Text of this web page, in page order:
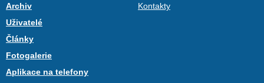
Archiv
Uživatelé
Články
Fotogalerie
Aplikace na telefony
Kontakty